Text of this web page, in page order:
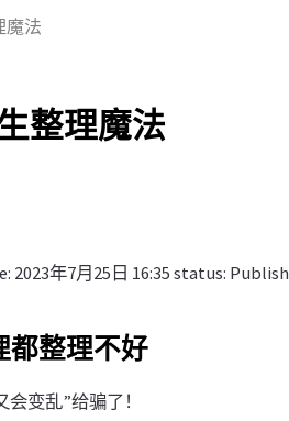
魔法
整理魔法
2023年7月25日 16:35 status:
都整理不好
变乱”给骗了！